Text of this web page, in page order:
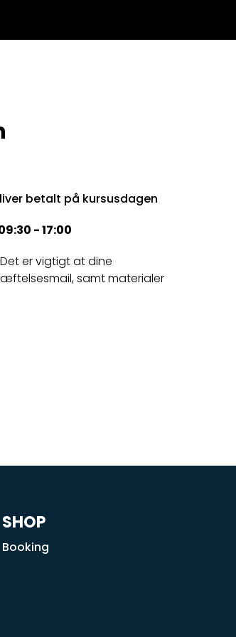
betalt på kursusdagen
- 17:00
er vigtigt at dine
samt materialer
SHOP
Booking